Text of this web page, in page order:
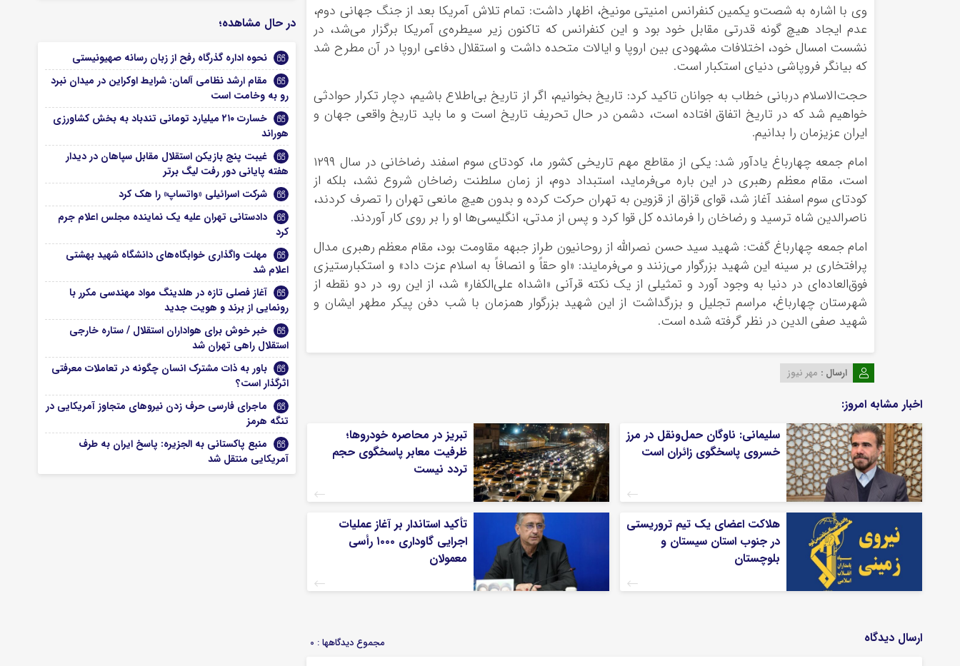
وی با اشاره به شصت‌و یکمین کنفرانس امنیتی مونیخ، اظهار داشت: تمام تلاش آمریکا بعد از جنگ جهانی دوم،
عدم ایجاد هیچ گونه قدرتی مقابل خود بود و این کنفرانس که تاکنون زیر سیطره‌ی آمریکا برگزار می‌شد، در
نشست امسال خود، اختلافات مشهودی بین اروپا و ایالات متحده داشت و استقلال دفاعی اروپا در آن مطرح شد
که بیانگر فروپاشی دنیای استکبار است.
حجت‌الاسلام دربانی خطاب به جوانان تاکید کرد: تاریخ بخوانیم، اگر از تاریخ بی‌اطلاع باشیم، دچار تکرار حوادثی
خواهیم شد که در تاریخ اتفاق افتاده است، دشمن در حال تحریف تاریخ است و ما باید تاریخ واقعی جهان و
ایران عزیزمان را بدانیم.
امام جمعه چهارباغ یادآور شد: یکی از مقاطع مهم تاریخی کشور ما، کودتای سوم اسفند رضاخانی در سال ۱۲۹۹
است، مقام معظم رهبری در این باره می‌فرماید، استبداد دوم، از زمان سلطنت رضاخان شروع نشد، بلکه از
کودتای سوم اسفند آغاز شد، قوایقزاق از قزوین به تهران حرکت کرده و بدون هیچ مانعی تهران را تصرف کردند،
ناصرالدین شاه ترسید و رضاخان را فرمانده کل قوا کرد و پس از مدتی، انگلیسی‌ها او را بر روی کار آوردند.
امام جمعه چهارباغ گفت: شهید سید حسن نصرالله از روحانیون طراز جبهه مقاومت بود، مقام معظم رهبری مدال
پرافتخاری بر سینه این شهید بزرگوار می‌زنند و می‌فرمایند: «او حقاً و انصافاً به اسلام عزت داد» و استکبارستیزی
فوق‌العاده‌ای در دنیا به وجود آورد و تمثیلی از یک نکته قرآنی «اشداه علی‌الکفار» شد، از این رو، در دو نقطه از
شهرستان چهارباغ، مراسم تجلیل و بزرگداشت از این شهید بزرگوار همزمان با شب دفن پیکر مطهر ایشان و
شهید صفی الدین در نظر گرفته شده است.
ارسال : مهر نیوز
اخبار مشابه امروز:
سلیمانی: ناوگان حمل‌ونقل در مرز
خسروی پاسخگوی زائران است
تبریز در محاصره خودروها؛
ظرفیت معابر پاسخگوی حجم
تردد نیست
هلاکت اعضای یک تیم تروریستی
در جنوب استان سیستان و
بلوچستان
تأکید استاندار بر آغاز عملیات
اجرایی گاوداری ۱۰۰۰ رأسی
معمولان
ارسال دیدگاه مجموع دیدگاهها : 0
در حال مشاهده؛
نحوه اداره گذرگاه رفح از زبان رسانه صهیونیستی
مقام ارشد نظامی آلمان: شرایط اوکراین در میدان نبرد
رو به وخامت است
خسارت ۲۱۰ میلیارد تومانی تندباد به بخش کشاورزی
هوراند
غیبت پنج بازیکن استقلال مقابل سپاهان در دیدار
هفته پایانی دور رفت لیگ برتر
شرکت اسرائیلی «واتساپ» را هک کرد
دادستانی تهران علیه یک نماینده مجلس اعلام جرم
کرد
مهلت واگذاری خوابگاه‌های دانشگاه شهید بهشتی
اعلام شد
آغاز فصلی تازه در هلدینگ مواد مهندسی مکرر با
رونمایی از برند و هویت جدید
خبر خوش برای هواداران استقلال / ستاره خارجی
استقلال راهی تهران شد
باور به ذات مشترک انسان چگونه در تعاملات معرفتی
اثرگذار است؟
ماجرای فارسی حرف زدن نیروهای متجاوز آمریکایی در
تنگه هرمز
منبع پاکستانی به الجزیره: پاسخ ایران به طرف
آمریکایی منتقل شد